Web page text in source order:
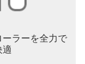
ラーを全力で